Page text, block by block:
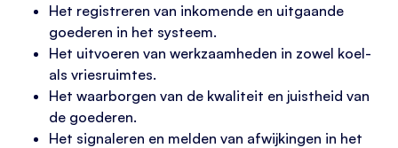
Het registreren van inkomende en uitgaande
goederen in het systeem.
Het uitvoeren van werkzaamheden in zowel koel-
als vriesruimtes.
Het waarborgen van de kwaliteit en juistheid van
de goederen.
Het signaleren en melden van afwijkingen in het